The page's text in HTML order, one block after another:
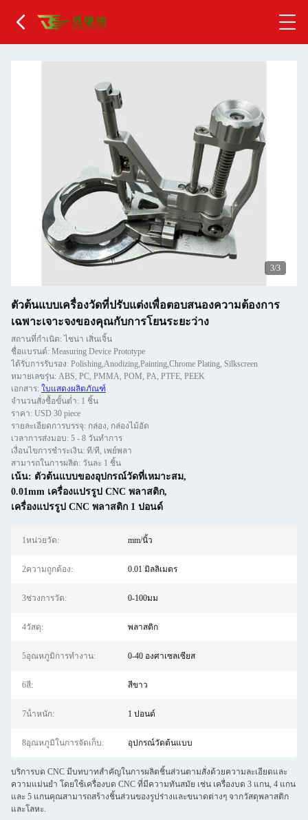
1/3
ตัวต้นแบบเครื่องวัดที่ปรับแต่งเพื่อตอบสนองความต้องการ
เฉพาะเจาะจงของคุณกับการโยนระยะว่าง
สถานที่กำเนิด: ไชน่า เสิ่นเจิ้น
ชื่อแบรนด์: Measuring Device Prototype
ได้รับการรับรอง: Polishing,Anodizing,Painting,Chrome Plating, Silkscreen
หมายเลขรุ่น: ABS, PC, PMMA, POM, PA, PTFE, PEEK
เอกสาร: ใบแสดงผลิตภัณฑ์
จำนวนสั่งซื้อขั้นต่ำ: 1 ชิ้น
ราคา: USD 30 piece
รายละเอียดการบรรจุ: กล่อง, กล่องไม้อัด
เวลาการส่งมอบ: 5 - 8 วันทำการ
เงื่อนไขการชำระเงิน: ที/ที, เพย์พลา
สามารถในการผลิต: วันละ 1 ชิ้น
เน้น: ตัวต้นแบบของอุปกรณ์วัดที่เหมาะสม,
0.01mm เครื่องแปรรูป CNC พลาสติก,
เครื่องแปรรูป CNC พลาสติก 1 ปอนด์
1หน่วยวัด: mm/นิ้ว
2ความถูกต้อง: 0.01 มิลลิเมตร
3ช่วงการวัด: 0-100มม
4วัสดุ: พลาสติก
5อุณหภูมิการทํางาน: 0-40 องศาเซลเซียส
6สี: สีขาว
7น้ําหนัก: 1 ปอนด์
8อุณหภูมิในการจัดเก็บ: อุปกรณ์วัดต้นแบบ
บริการบด CNC มีบทบาทสําคัญในการผลิตชิ้นส่วนตามสั่งด้วยความละเอียดและ
ความแม่นยํา โดยใช้เครื่องบด CNC ที่มีความทันสมัย เช่น เครื่องบด 3 แกน, 4 แกน
และ 5 แกนคุณสามารถสร้างชิ้นส่วนของรูปร่างและขนาดต่างๆ จากวัสดุพลาสติก
และโลหะ.